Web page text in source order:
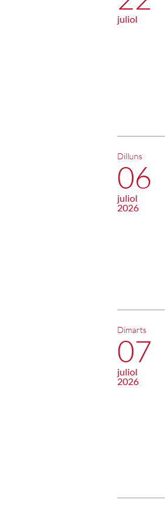
juliol
Dilluns
06
juliol
2026
Dimarts
07
juliol
2026